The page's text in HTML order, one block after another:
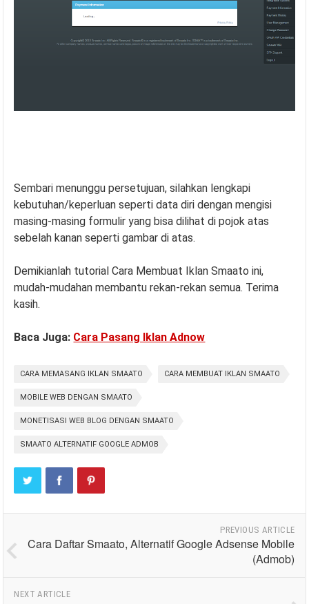
Sembari menunggu persetujuan, silahkan lengkapi
kebutuhan/keperluan seperti data diri dengan mengisi
masing-masing formulir yang bisa dilihat di pojok atas
sebelah kanan seperti gambar di atas.
Demikianlah tutorial Cara Membuat Iklan Smaato ini,
mudah-mudahan membantu rekan-rekan semua. Terima
kasih.
Baca Juga: Cara Pasang Iklan Adnow
CARA MEMASANG IKLAN SMAATO CARA MEMBUAT IKLAN SMAATO
MOBILE WEB DENGAN SMAATO
MONETISASI WEB BLOG DENGAN SMAATO
SMAATO ALTERNATIF GOOGLE ADMOB
PREVIOUS ARTICLE
Cara Daftar Smaato, Alternatif Google Adsense Mobile
(Admob)
NEXT ARTICLE